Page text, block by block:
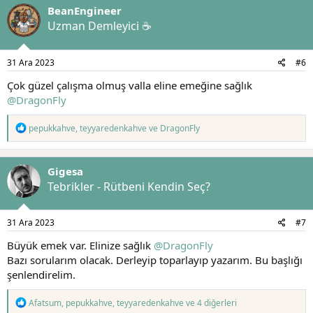
i
l
e
BeanEngineer
Uzman Demleyici ☕
31 Ara 2023 #6
Çok güzel çalışma olmuş valla eline emeğine sağlık
@DragonFly
T
p
k
i
l
e
r
pepukkahve,teyyaredenkahve ve DragonFly
Gigesa
Tebrikler - Rütbeni Kendin Seç?
31 Ara 2023 #7
Büyük emek var. Elinize sağlık @DragonFly
Bazı sorularım olacak. Derleyip toparlayıp yazarım. Bu başlığı
şenlendirelim.
T
Afatsum, pepukkahve,teyyaredenkahve ve 4 diğerleri